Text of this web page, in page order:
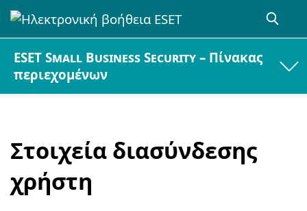
ESET Small Business Security – Πίνακας
περιεχομένων
Στοιχεία διασύνδεσης
χρήστη